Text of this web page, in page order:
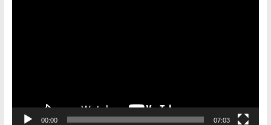
00:00 07:03